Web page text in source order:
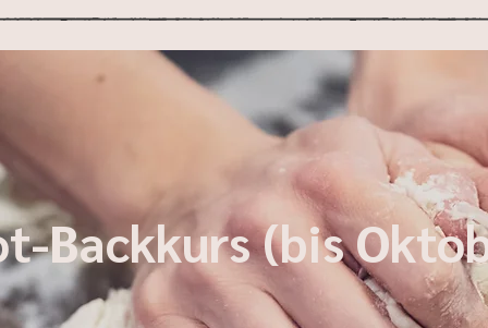
Backkurs (bis